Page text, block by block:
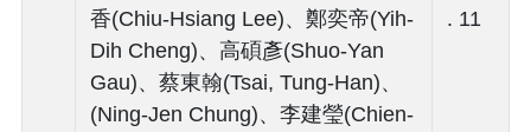
香(Chiu-Hsiang Lee)、鄭奕帝(Yih-
Dih Cheng)、高碩彥(Shuo-Yan
Gau)、蔡東翰(Tsai, Tung-Han)、
(Ning-Jen Chung)、李建瑩(Chien-
. 11